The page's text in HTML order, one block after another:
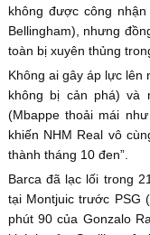
không được công
Bellingham), nhưng
toàn bị xuyên thủng
Không ai gây áp lực lên
không bị cản phá) và
(Mbappe thoải mái
khiến NHM Real vô
thành tháng 10 đen”.
Barca đã lạc lối trong
tại Montjuic trước PSG
phút 90 của Gonzalo